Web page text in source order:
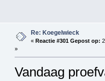
Re: Koegelwieck
« Reactie #301 Gepost op:
»
Vandaag